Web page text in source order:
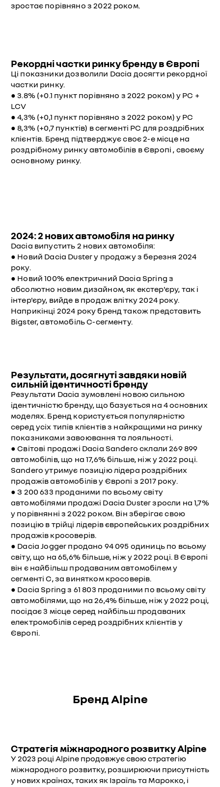
зростає порівняно з 2022 роком.
Рекордні частки ринку бренду в Європі
Ці показники дозволили Dacia досягти рекордної
частки ринку.
● 3.8% (+0.1 пункт порівняно з 2022 роком) у PC +
LCV
● 4,3% (+0,1 пункт порівняно з 2022 роком) у PC
● 8,3% (+0,7 пунктів) в сегменті PC для роздрібних
клієнтів. Бренд підтверджує своє 2-е місце на
роздрібному ринку автомобілів в Європі , своєму
основному ринку.
2024: 2 нових автомобіля на ринку
Dacia випустить 2 нових автомобіля:
● Новий Dacia Duster у продажу з березня 2024
року.
● Новий 100% електричний Dacia Spring з
абсолютно новим дизайном, як екстер'єру, так і
інтер'єру, вийде в продаж влітку 2024 року.
Наприкінці 2024 року бренд також представить
Bigster, автомобіль С-сегменту.
Результати, досягнуті завдяки новій
сильній ідентичності бренду
Результати Dacia зумовлені новою сильною
ідентичністю бренду, що базується на 4 основних
моделях. Бренд користується популярністю
серед усіх типів клієнтів з найкращими на ринку
показниками завоювання та лояльності.
● Світові продажі Dacia Sandero склали 269 899
автомобілів, що на 17,6% більше, ніж у 2022 році.
Sandero утримує позицію лідера роздрібних
продажів автомобілів у Європі з 2017 року.
● З 200 633 проданими по всьому світу
автомобілями продажі Dacia Duster зросли на 1,7%
у порівнянні з 2022 роком. Він зберігає свою
позицію в трійці лідерів європейських роздрібних
продажів кросоверів.
● Dacia Jogger продано 94 095 одиниць по всьому
світу, що на 65,6% більше, ніж у 2022 році. В Європі
він є найбільш продаваним автомобілем у
сегменті С, за винятком кросоверів.
● Dacia Spring з 61 803 проданими по всьому світу
автомобілями, що на 26,4% більше, ніж у 2022 році,
посідає 3 місце серед найбільш продаваних
електромобілів серед роздрібних клієнтів у
Європі.
Бренд Alpine
Стратегія міжнародного розвитку Alpine
У 2023 році Alpine продовжує свою стратегію
міжнародного розвитку, розширюючи присутність
у нових країнах, таких як Ізраїль та Марокко, і